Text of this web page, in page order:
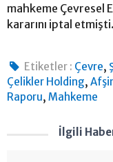
mahkeme Çevresel
kararını iptal etmişti.
Etiketler : Çevre,
Çelikler Holding,
Raporu, Mahkeme
İlgili